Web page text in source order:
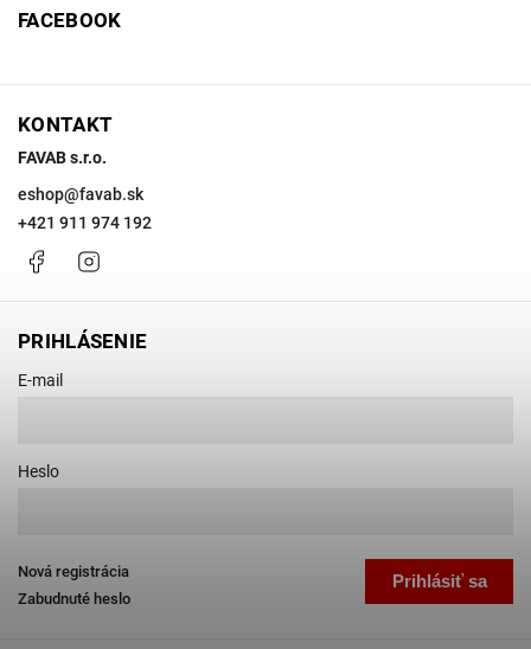
FACEBOOK
KONTAKT
FAVAB s.r.o.
eshop@favab.sk
+421 911 974 192
Facebook
PRIHLÁSENIE
E-mail
Heslo
Prihlásiť sa
Nová registrácia
Zabudnuté heslo